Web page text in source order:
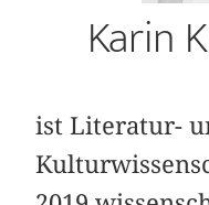
Karin
ist Literatur-